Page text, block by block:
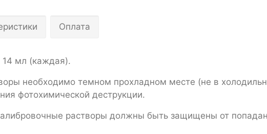
Оплата
14 мл (каждая).
необходимо темном прохладном месте (не в
фотохимической деструкции.
растворы должны быть защищены от